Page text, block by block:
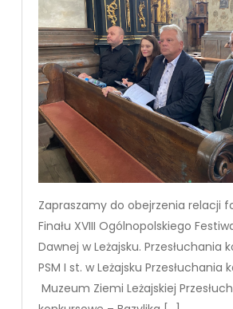
Zapraszamy do obejrzenia relacji
Finału XVIII Ogólnopolskiego
Dawnej w Leżajsku. Przesłuchania
PSM I st. w Leżajsku Przesłuchania
Muzeum Ziemi Leżajskiej